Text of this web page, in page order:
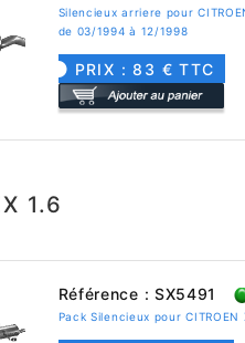
Silencieux arriere pour
de 03/1994 à 12/1998
PRIX : 83 € TTC
1.6
Référence : SX5491
Pack Silencieux pour